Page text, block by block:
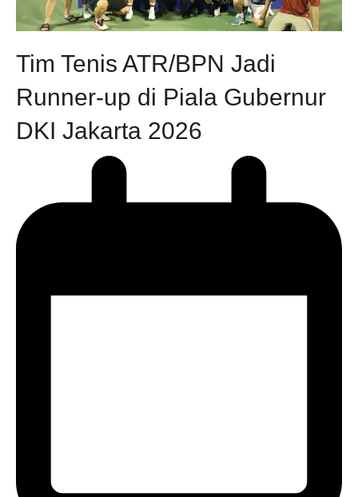
Tim Tenis ATR/BPN Jadi
Runner-up di Piala Gubernur
DKI Jakarta 2026